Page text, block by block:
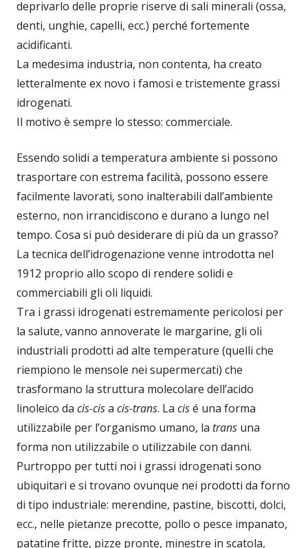
deprivarlo delle proprie riserve di sali minerali (ossa,
denti, unghie, capelli, ecc.) perché fortemente
acidificanti.
La medesima industria, non contenta, ha creato
letteralmente ex novo i famosi e tristemente grassi
idrogenati.
Il motivo è sempre lo stesso: commerciale.
Essendo solidi a temperatura ambiente si possono
trasportare con estrema facilità, possono essere
facilmente lavorati, sono inalterabili dall’ambiente
esterno, non irrancidiscono e durano a lungo nel
tempo. Cosa si può desiderare di più da un grasso?
La tecnica dell’idrogenazione venne introdotta nel
1912 proprio allo scopo di rendere solidi e
commerciabili gli oli liquidi.
Tra i grassi idrogenati estremamente pericolosi per
la salute, vanno annoverate le margarine, gli oli
industriali prodotti ad alte temperature (quelli che
riempiono le mensole nei supermercati) che
trasformano la struttura molecolare dell’acido
linoleico da cis-cisa cis-trans. La cisé una forma
utilizzabile per l’organismo umano, la trans una
forma non utilizzabile o utilizzabile con danni.
Purtroppo per tutti noi i grassi idrogenati sono
ubiquitari e si trovano ovunque nei prodotti da forno
di tipo industriale: merendine, pastine, biscotti, dolci,
ecc., nelle pietanze precotte, pollo o pesce impanato,
patatine fritte, pizze pronte, minestre in scatola,